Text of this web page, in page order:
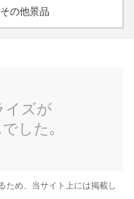
その他景品